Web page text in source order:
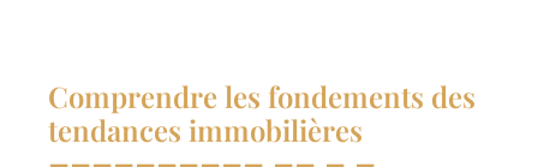
Comprendre les fondements des
tendances immobilières